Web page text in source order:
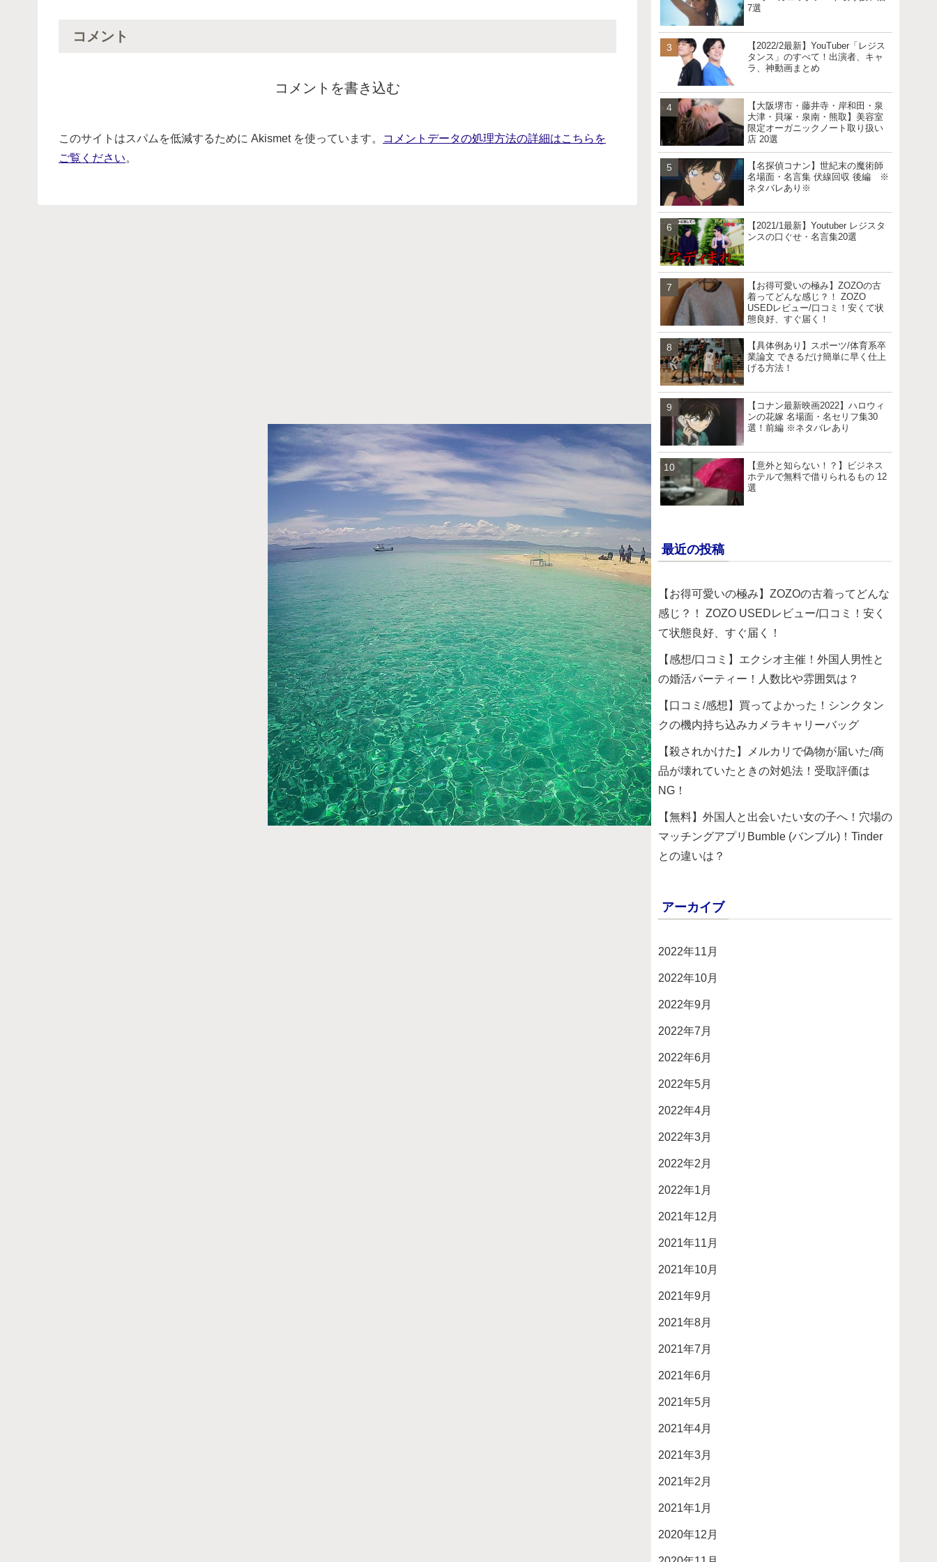
コメント
コメントを書き込む
このサイトはスパムを低減するために Akismet を使っています。
コメントデータの処理方法の詳細はこちらを
ご覧ください。
7選
【2022/2最新】YouTuber「レジス
タンス」のすべて！出演者、キャ
ラ、神動画まとめ
【大阪堺市・藤井寺・岸和田・泉
大津・貝塚・泉南・熊取】美容室
限定オーガニックノート取り扱い
店 20選
【名探偵コナン】世紀末の魔術師
名場面・名言集 伏線回収 後編 ※
ネタバレあり※
【2021/1最新】Youtuber レジスタ
ンスの口ぐせ・名言集20選
【お得可愛いの極み】ZOZOの古
着ってどんな感じ？！ ZOZO
USEDレビュー/口コミ！安くて状
態良好、すぐ届く！
【具体例あり】スポーツ/体育系卒
業論文 できるだけ簡単に早く仕上
げる方法！
【コナン最新映画2022】ハロウィ
ンの花嫁 名場面・名セリフ集30
選！前編 ※ネタバレあり
【意外と知らない！？】ビジネス
ホテルで無料で借りられるもの 12
選
最近の投稿
【お得可愛いの極み】ZOZOの古着ってどんな
感じ？！ ZOZO USEDレビュー/口コミ！安く
て状態良好、すぐ届く！
【感想/口コミ】エクシオ主催！外国人男性と
の婚活パーティー！人数比や雰囲気は？
【口コミ/感想】買ってよかった！シンクタン
クの機内持ち込みカメラキャリーバッグ
【殺されかけた】メルカリで偽物が届いた/商
品が壊れていたときの対処法！受取評価は
NG！
【無料】外国人と出会いたい女の子へ！穴場の
マッチングアプリBumble (バンブル)！Tinder
との違いは？
アーカイブ
2022年11月
2022年10月
2022年9月
2022年7月
2022年6月
2022年5月
2022年4月
2022年3月
2022年2月
2022年1月
2021年12月
2021年11月
2021年10月
2021年9月
2021年8月
2021年7月
2021年6月
2021年5月
2021年4月
2021年3月
2021年2月
2021年1月
2020年12月